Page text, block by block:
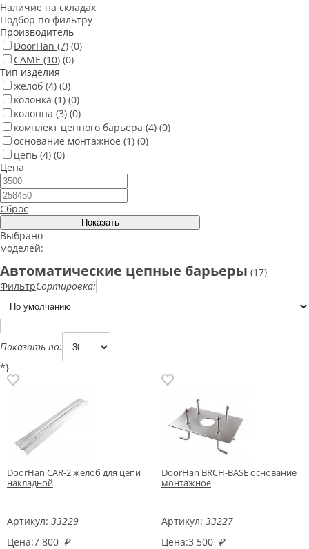
Наличие на складах
Подбор по фильтру
Производитель
DoorHan (7) (0)
CAME (10) (0)
Тип изделия
желоб (4) (0)
колонка (1) (0)
колонна (3) (0)
комплект цепного барьера (4) (0)
основание монтажное (1) (0)
цепь (4) (0)
Цена
Сброс
Выбрано
моделей:
Автоматические цепные барьеры (17)
ФильтрСортировка:
Показать по:
*}
DoorHan CAR-2 желоб для цепи
накладной
Артикул: 33229
Цена:7 800 ₽
DoorHan BRCH-BASE основание
монтажное
Артикул: 33227
Цена:3 500 ₽